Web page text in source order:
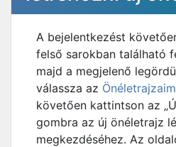
A bejelentkezést
felső sarokban található
majd a megjelenő
válassza az Önéletrajzaim
követően kattintson az
gombra az új önéletrajz
megkezdéséhez. Az